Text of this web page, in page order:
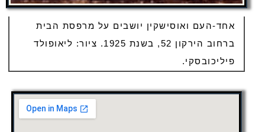
אחד-העם ואוסישקין יושבים על מרפסת הבית
ברחוב הירקון 52, בשנת 1925. ציור: ליאופולד
פיליכובסקי.